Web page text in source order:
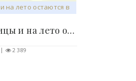
Самые умные птицы и на лето остаются в тёплых..
2 389